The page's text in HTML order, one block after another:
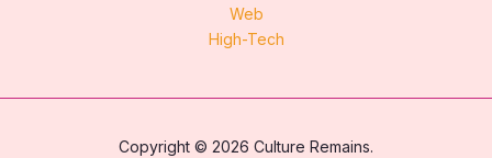
Web
High-Tech
Copyright © 2026 Culture Remains.